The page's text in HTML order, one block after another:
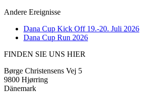
Andere Ereignisse
Dana Cup Kick Off 19.-20. Juli 2026
Dana Cup Run 2026
FINDEN SIE UNS HIER
Børge Christensens Vej 5
9800 Hjørring
Dänemark